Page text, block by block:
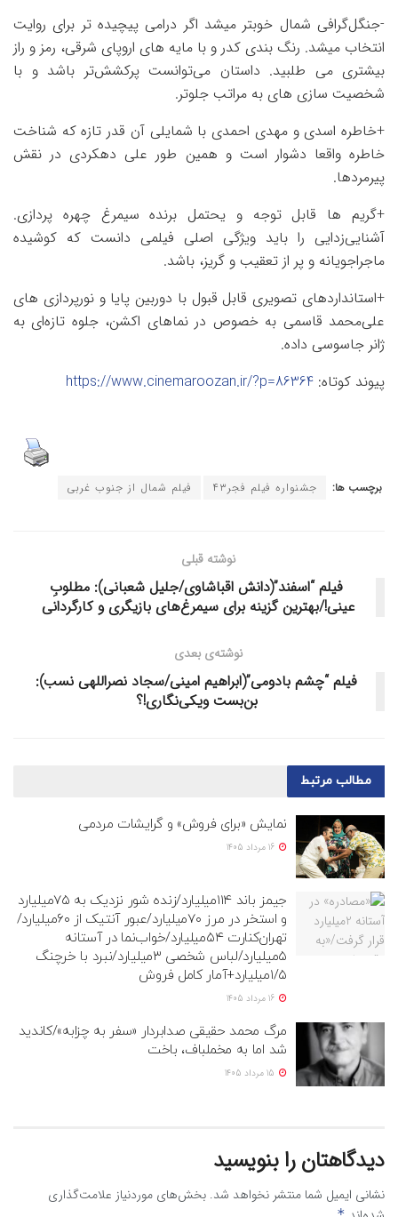
-جنگل‌گرافی شمال خوبتر میشد اگر درامی پیچیده تر برای روایت
انتخاب میشد‌. رنگ بندی کدر و با مایه های اروپای شرقی، رمز و راز
بیشتری می طلبید. داستان می‌توانست پرکشش‌تر باشد و با
شخصیت سازی های به مراتب جلوتر.
+خاطره اسدی و مهدی احمدی با شمایلی آن قدر تازه که شناخت
خاطره واقعا دشوار است و همین طور علی دهکردی در نقش
پیرمردها.
+گریم ها قابل توجه و یحتمل برنده سیمرغ چهره پردازی.
آشنایی‌زدایی را باید ویژگی اصلی فیلمی دانست که کوشیده
ماجراجویانه و پر از تعقیب و گریز، باشد.
+استانداردهای تصویری قابل قبول با دوربین پایا و نورپردازی های
علی‌محمد قاسمی به خصوص در نماهای اکشن، جلوه تازه‌ای به
ژانر جاسوسی داده.
پیوند کوتاه: https://www.cinemaroozan.ir/?p=86364
برچسب ها: جشنواره فیلم فجر۴۳ فیلم شمال از جنوب غربی
نوشته قبلی
فیلم “اسفند”(دانش اقباشاوی/جلیل شعبانی): مطلوبِ
عینی!/بهترین گزینه برای سیمرغ‌های بازیگری و کارگردانی
نوشته‌ی بعدی
فیلم “چشم بادومی”(ابراهیم امینی/سجاد نصراللهی نسب):
بن‌بست ویکی‌نگاری!؟
مطالب مرتبط
نمایش «برای فروش» و گرایشات مردمی
جیمز باند ۱۱۴میلیارد/زنده شور نزدیک به ۷۵میلیارد
و استخر در مرز ۷۰میلیارد/عبور آنتیک از ۶۰میلیارد/
تهران‌کنارت ۵۴میلیارد/خواب‌نما در آستانه
۵میلیارد/لباس شخصی ۳میلیارد/نبرد با خرچنگ
۱/۵میلیارد+آمار کامل فروش
مرگ محمد حقیقی صدابردار «سفر به چزابه»/کاندید
شد اما به مخملباف، باخت
دیدگاهتان را بنویسید
نشانی ایمیل شما منتشر نخواهد شد. بخش‌های موردنیاز علامت‌گذاری